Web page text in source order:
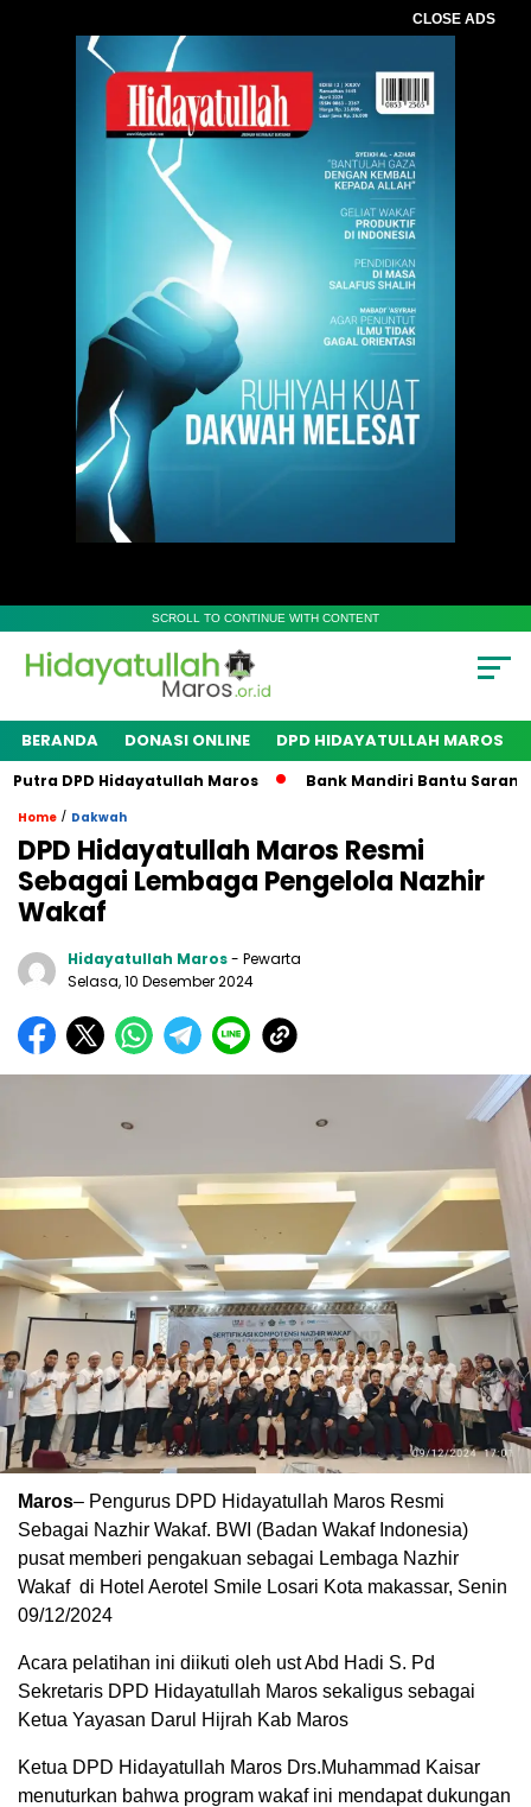
CLOSE ADS
SCROLL TO CONTINUE WITH CONTENT
BERANDA DONASI ONLINE DPD HIDAYATULLAH MAROS
DPD Hidayatullah Maros Bank Mandiri Bantu Sarana
Home / Dakwah
DPD Hidayatullah Maros Resmi
Sebagai Lembaga Pengelola Nazhir
Wakaf
Hidayatullah Maros- Pewarta
Selasa, 10 Desember 2024
Maros– Pengurus DPD Hidayatullah Maros Resmi
Sebagai Nazhir Wakaf. BWI (Badan Wakaf Indonesia)
pusat memberi pengakuan sebagai Lembaga Nazhir
Wakaf di Hotel Aerotel Smile Losari Kota makassar, Senin
09/12/2024
Acara pelatihan ini diikuti oleh ust Abd Hadi S. Pd
Sekretaris DPD Hidayatullah Maros sekaligus sebagai
Ketua Yayasan Darul Hijrah Kab Maros
Ketua DPD Hidayatullah Maros Drs.Muhammad Kaisar
menuturkan bahwa program wakaf ini mendapat dukungan